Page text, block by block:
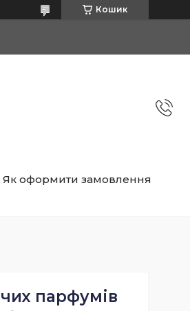
Кошик
Як оформити замовлення
парфумів